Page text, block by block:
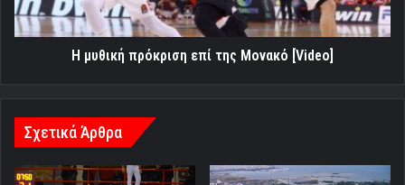
Η μυθική πρόκριση επί της Μονακό [Video]
Σχετικά Άρθρα